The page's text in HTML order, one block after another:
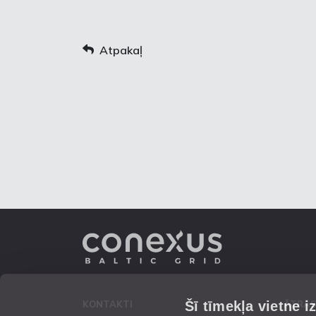
Šī tīmekļa vietne
Atpakaļ